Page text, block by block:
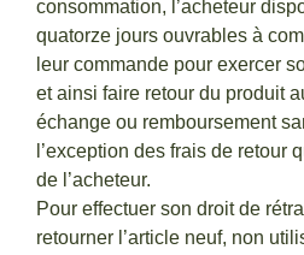
consommation, l’acheteur
quatorze jours ouvrables à
leur commande pour exercer
et ainsi faire retour du produit
échange ou remboursement
l’exception des frais de retour
de l’acheteur.
Pour effectuer son droit de
retourner l’article neuf, non